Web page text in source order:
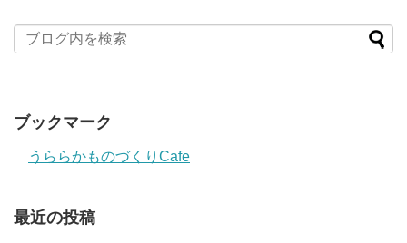
ブックマーク
うららかものづくりCafe
最近の投稿